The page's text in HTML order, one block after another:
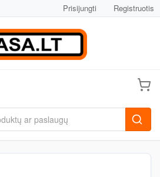
Prisijungti Registruotis